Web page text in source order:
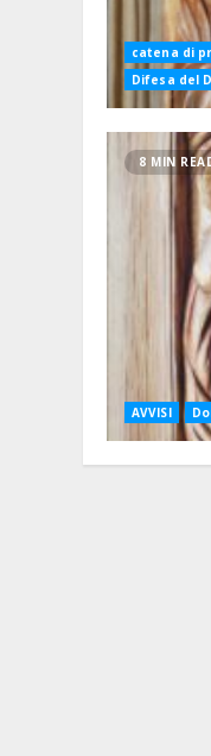
catena di
Difesa del
8 MIN
AVVISI